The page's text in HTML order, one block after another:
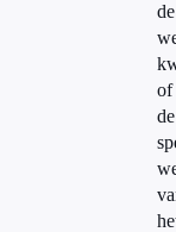
de
of
de